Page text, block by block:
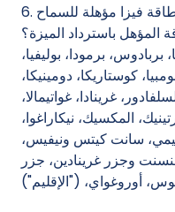
6. في أي المناطق يجب إصدار بطاقة فيزا مؤهلة للسماح
المؤهل باسترداد الميزة؟
بربادوس، برمودا، بوليفيا،
كوستاريكا، دومينيكا،
غرينادا، غواتيمالا،
المكسيك، نيكاراغوا،
سانت كيتس ونيفيس،
وجزر غرينادين، جزر